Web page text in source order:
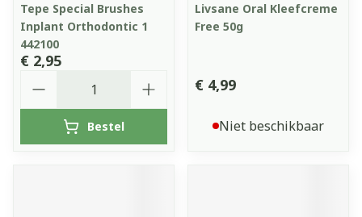
Tepe Special Brushes
Inplant Orthodontic 1
442100
€ 2,95
Bestel
Livsane Oral Kleefcreme
Free 50g
€ 4,99
Niet beschikbaar